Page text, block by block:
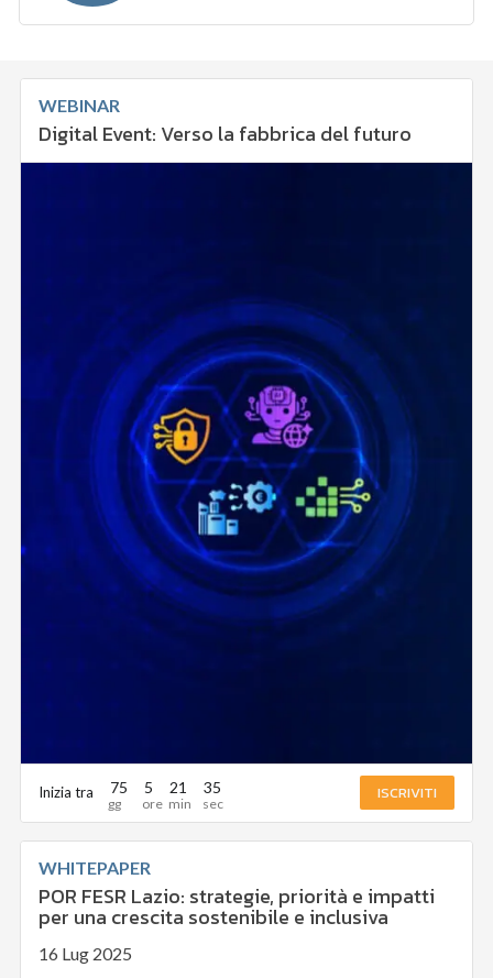
WEBINAR
Digital Event: Verso la fabbrica del futuro
Inizia tra 75 5 21 34 ISCRIVITI
WHITEPAPER
POR FESR Lazio: strategie, priorità e impatti
per una crescita sostenibile e inclusiva
16 Lug 2025